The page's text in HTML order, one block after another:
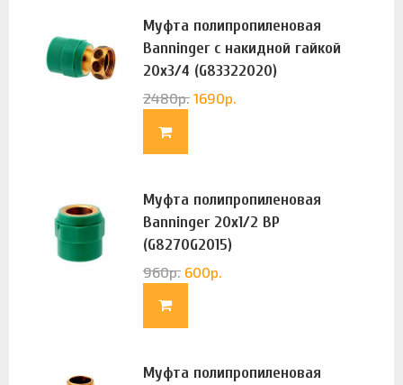
Муфта полипропиленовая
Banninger с накидной гайкой
20х3/4 (G83322020)
2480р. 1690р.
Муфта полипропиленовая
Banninger 20х1/2 ВР
(G8270G2015)
960р. 600р.
Муфта полипропиленовая